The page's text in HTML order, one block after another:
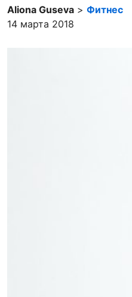
Aliona Guseva > Фитнес
14 марта 2018